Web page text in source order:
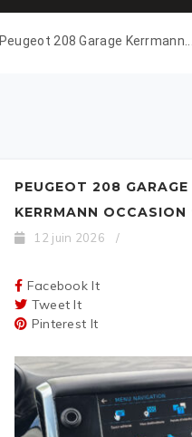
Peugeot 208 Garage Kerrmann...
PEUGEOT 208 GARAGE
KERRMANN
12 juin 2026 /
Facebook It
Tweet It
Pinterest It